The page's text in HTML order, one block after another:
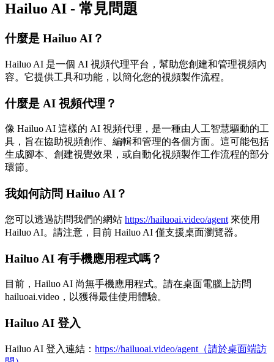
Hailuo AI - 常見問題
什麼是 Hailuo AI？
Hailuo AI 是一個 AI 視頻代理平台，幫助您創建和管理視頻內
容。它提供工具和功能，以簡化您的視頻製作流程。
什麼是 AI 視頻代理？
像 Hailuo AI 這樣的 AI 視頻代理，是一種由人工智慧驅動的工
具，旨在協助視頻創作、編輯和管理的各個方面。這可能包括
生成腳本、創建視覺效果，或自動化視頻製作工作流程的部分
環節。
我如何訪問 Hailuo AI？
您可以透過訪問我們的網站 https://hailuoai.video/agent 來使用
Hailuo AI。請注意，目前 Hailuo AI 僅支援桌面瀏覽器。
Hailuo AI 有手機應用程式嗎？
目前，Hailuo AI 尚無手機應用程式。請在桌面電腦上訪問
hailuoai.video，以獲得最佳使用體驗。
Hailuo AI 登入
Hailuo AI 登入連結： https://hailuoai.video/agent（請於桌面端訪